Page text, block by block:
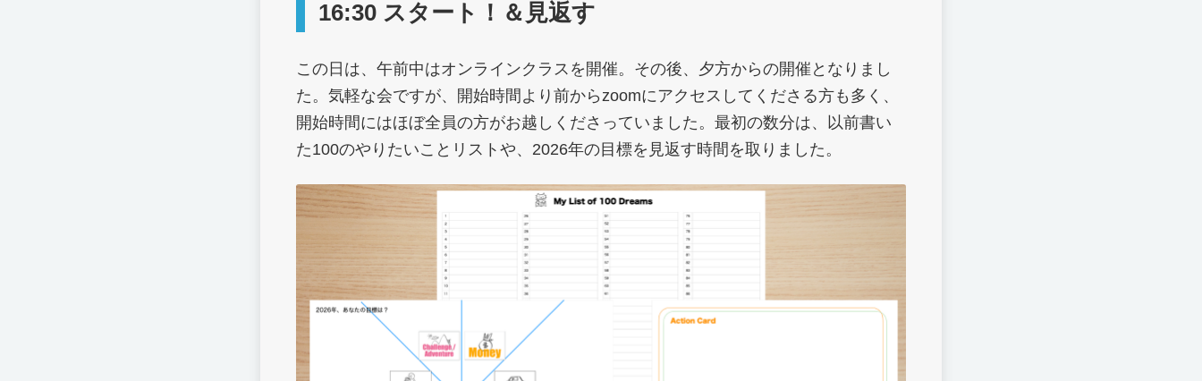
16:30 スタート！＆見返す
この日は、午前中はオンラインクラスを開催。その後、夕方からの開催となりまし
た。気軽な会ですが、開始時間より前からzoomにアクセスしてくださる方も多く、
開始時間にはほぼ全員の方がお越しくださっていました。最初の数分は、以前書い
た100のやりたいことリストや、2026年の目標を見返す時間を取りました。